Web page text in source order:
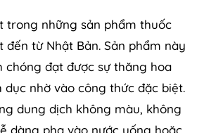
trong những sản phẩm thuốc
đến từ Nhật Bản. Sản phẩm này
chóng đạt được sự thăng hoa
nhờ vào công thức đặc biệt.
dung dịch không màu, không
dàng pha vào nước uống hoặc